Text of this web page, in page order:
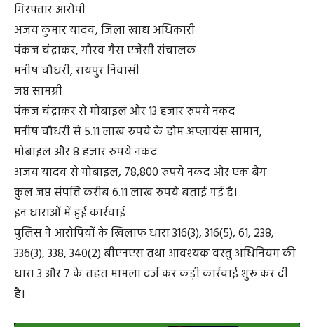
गिरफ्तार आरोपी
अजय कुमार यादव, जिला खाद्य अधिकारी
पंकज चंद्राकर, गौरव गैस एजेंसी संचालक
मनीष चौधरी, रायपुर निवासी
जप्त सामग्री
पंकज चंद्राकर से मोबाइल और 13 हजार रुपये नकद
मनीष चौधरी से 5.11 लाख रुपये के होम अप्लायंस सामान,
मोबाइल और 8 हजार रुपये नकद
अजय यादव से मोबाइल, 78,800 रुपये नकद और एक बैग
कुल जप्त संपत्ति करीब 6.11 लाख रुपये बताई गई है।
इन धाराओं में हुई कार्रवाई
पुलिस ने आरोपियों के खिलाफ धारा 316(3), 316(5), 61, 238,
336(3), 338, 340(2) बीएनएस तथा आवश्यक वस्तु अधिनियम की
धारा 3 और 7 के तहत मामला दर्ज कर कड़ी कार्रवाई शुरू कर दी
है।